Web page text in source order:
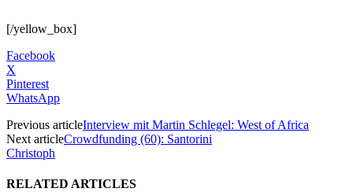
[/yellow_box]
Facebook
X
Pinterest
WhatsApp
Previous articleInterview mit Martin Schlegel: West of Africa
Next articleCrowdfunding (60): Santorini
Christoph
RELATED ARTICLES